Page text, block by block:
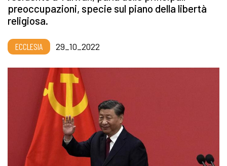
preoccupazioni, specie sul piano della libertà
religiosa.
ECCLESIA 29_10_2022